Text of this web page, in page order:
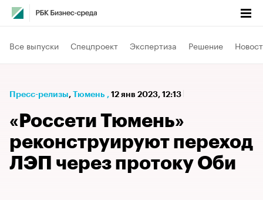
Все выпуски Спецпроект Экспертиза Решение
Пресс-релизы⁠, Тюмень , 12 янв 2023, 12:13
«Россети Тюмень»
реконструируют переход
ЛЭП через протоку Оби